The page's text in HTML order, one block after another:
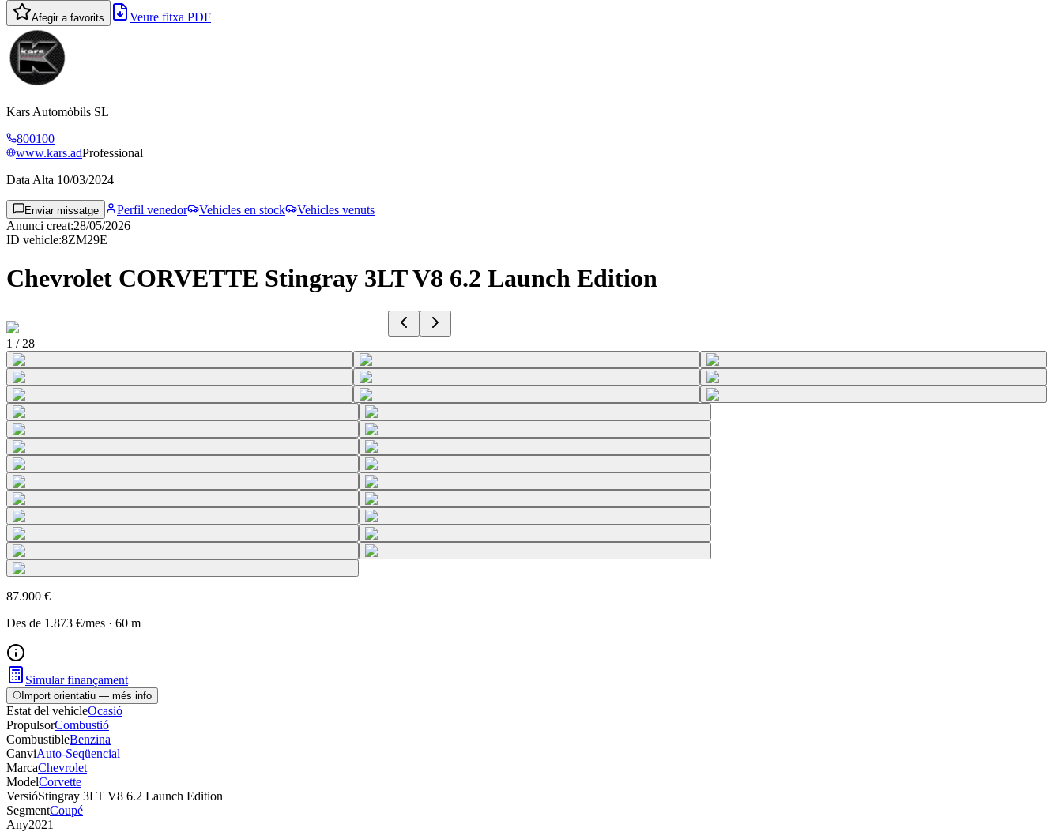
Afegir a favorits Veure fitxa PDF
Kars Automòbils SL
800100
www.kars.adProfessional
Data Alta 10/03/2024
Enviar missatge Perfil venedor Vehicles en stock
Vehicles venuts
Anunci creat:28/05/2026
ID vehicle:8ZM29E
Chevrolet CORVETTE Stingray 3LT V8 6.2 Launch Edition
1 / 28
87.900 €
Des de 1.873 €/mes · 60 m
Simular finançament
Import orientatiu — més info
Estat del vehicleOcasió
PropulsorCombustió
CombustibleBenzina
CanviAuto-Seqüencial
MarcaChevrolet
ModelCorvette
VersióStingray 3LT V8 6.2 Launch Edition
SegmentCoupé
Any2021